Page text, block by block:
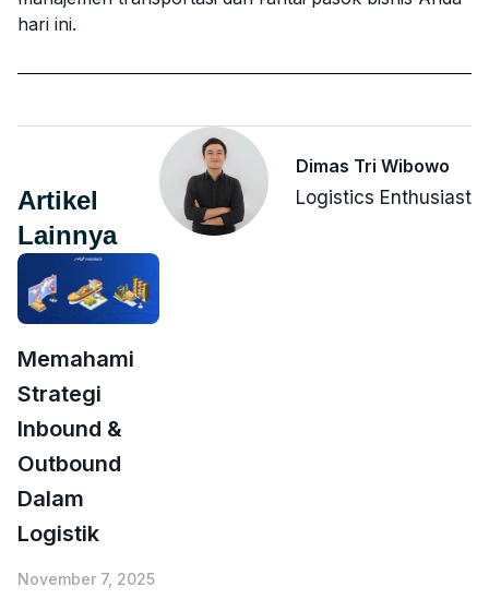
hari ini.
Artikel
Lainnya
Memahami
Strategi
Inbound &
Outbound
Dalam
Logistik
November 7, 2025
Dimas Tri Wibowo
Logistics Enthusiast